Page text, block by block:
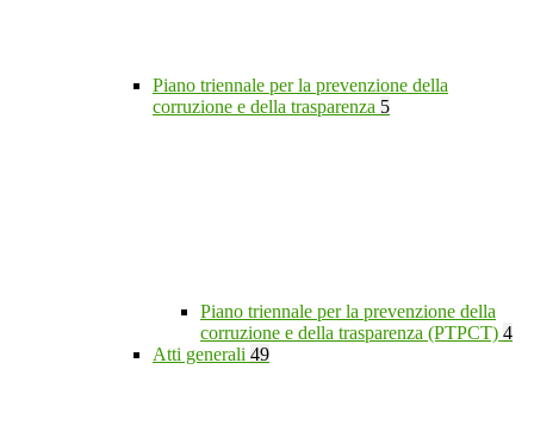
Piano triennale per la prevenzione della
corruzione e della trasparenza 5
Piano triennale per la prevenzione della
corruzione e della trasparenza (PTPCT) 4
Atti generali 49